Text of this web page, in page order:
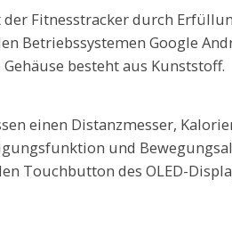
der Fitnesstracker durch
Betriebssystemen Google
besteht aus Kunststoff.
einen Distanzmesser,
und
Touchbutton des OLED-